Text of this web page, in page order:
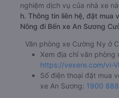
nghiệm dịch vụ của nhà xe
h. Thông tin liên hệ, đặt
Nông đi Bến xe An Sương
Văn phòng xe Cường Ny ở
Xem địa chỉ văn phòng
https://vexere.com/vi-
Số điện thoại đặt mua
xe An Sương: 1900